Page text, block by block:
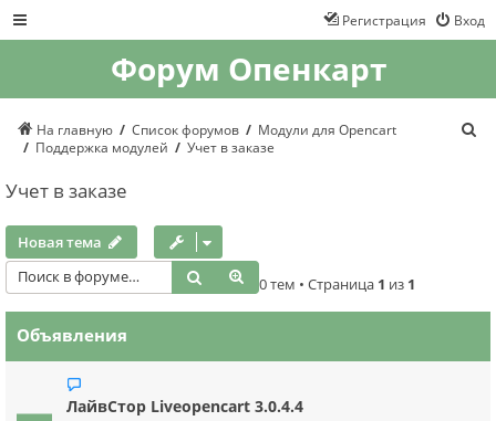
Вход
Регистрация
Форум Опенкарт
На главную Список форумов
Модули для Opencart
Поддержка модулей
Учет в заказе
Учет в заказе
Новая тема
Поиск
Расширенный поиск
0 тем • Страница 1 из 1
Объявления
ЛайвСтор Liveopencart 3.0.4.4